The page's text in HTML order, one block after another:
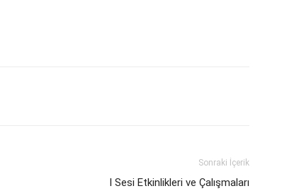
Sonraki İçerik
I Sesi Etkinlikleri ve Çalışmaları